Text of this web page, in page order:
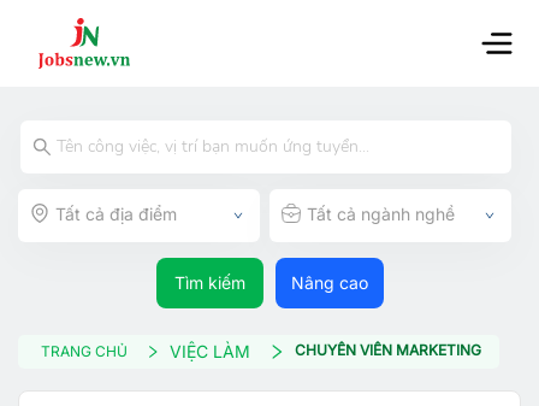
Tất cả địa điểm Tất cả ngành nghề
Tìm kiếm Nâng cao
TRANG CHỦ VIỆC LÀM CHUYÊN VIÊN MARKETING